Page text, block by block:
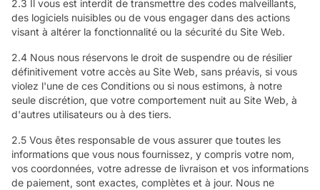
2.3 Il vous est interdit de transmettre des codes malveillants,
des logiciels nuisibles ou de vous engager dans des actions
visant à altérer la fonctionnalité ou la sécurité du Site Web.
2.4 Nous nous réservons le droit de suspendre ou de résilier
définitivement votre accès au Site Web, sans préavis, si vous
violez l'une de ces Conditions ou si nous estimons, à notre
seule discrétion, que votre comportement nuit au Site Web, à
d'autres utilisateurs ou à des tiers.
2.5 Vous êtes responsable de vous assurer que toutes les
informations que vous nous fournissez, y compris votre nom,
vos coordonnées, votre adresse de livraison et vos informations
de paiement, sont exactes, complètes et à jour. Nous ne